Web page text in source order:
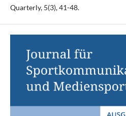
Quarterly, 5(3), 41-48.